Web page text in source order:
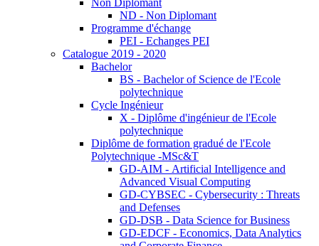
Non Diplomant
ND - Non Diplomant
Programme d'échange
PEI - Echanges PEI
Catalogue 2019 - 2020
Bachelor
BS - Bachelor of Science de l'Ecole
polytechnique
Cycle Ingénieur
X - Diplôme d'ingénieur de l'Ecole
polytechnique
Diplôme de formation gradué de l'Ecole
Polytechnique -MSc&T
GD-AIM - Artificial Intelligence and
Advanced Visual Computing
GD-CYBSEC - Cybersecurity : Threats
and Defenses
GD-DSB - Data Science for Business
GD-EDCF - Economics, Data Analytics